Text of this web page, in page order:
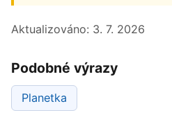
Aktualizováno: 3. 7. 2026
Podobné výrazy
Planetka